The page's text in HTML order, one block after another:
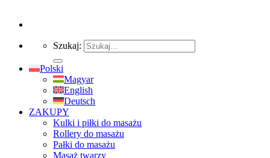
Szukaj:
Polski
Magyar
English
Deutsch
ZAKUPY
Kulki i piłki do masażu
Rollery do masażu
Pałki do masażu
Masaż twarzy